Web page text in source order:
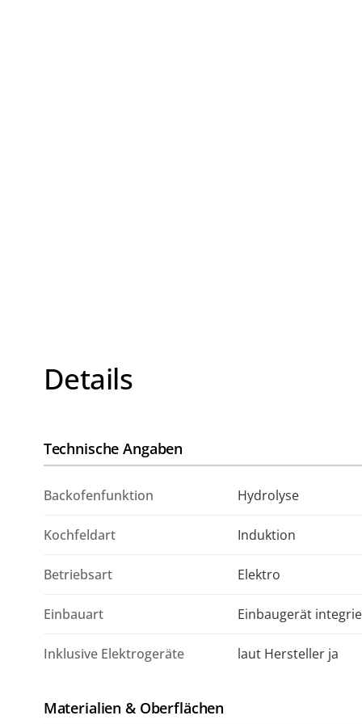
Details
Technische Angaben
Backofenfunktion Hydrolyse
Kochfeldart Induktion
Betriebsart Elektro
Einbauart Einbaugerät
Inklusive Elektrogeräte laut Hersteller ja
Materialien & Oberflächen